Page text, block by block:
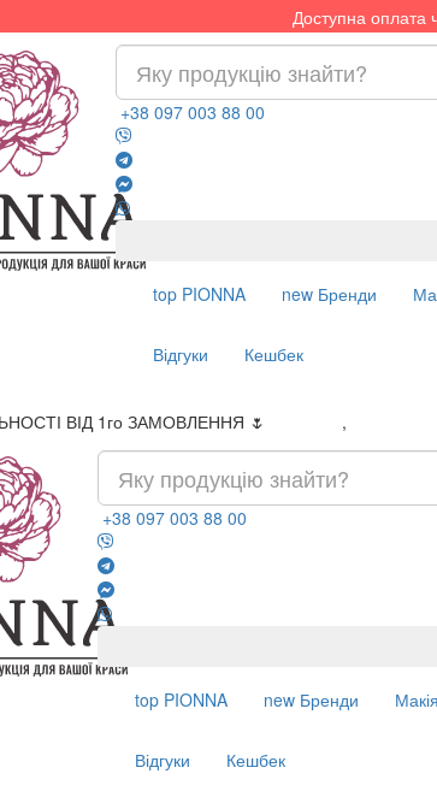
Доступна оплата
+38 097 003 88 00
top PIONNA new Бренди
Відгуки Кешбек
ВІД 1го ЗАМОВЛЕННЯ 🌷 ,
+38 097 003 88 00
top PIONNA new Бренди
Відгуки Кешбек